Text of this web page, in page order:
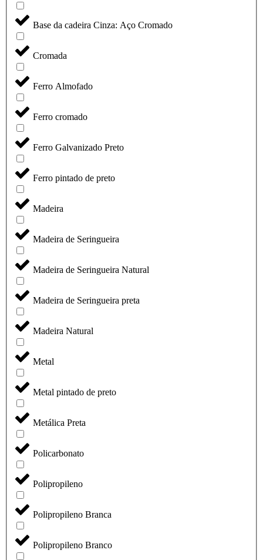
Base da cadeira Cinza: Aço Cromado
Cromada
Ferro Almofado
Ferro cromado
Ferro Galvanizado Preto
Ferro pintado de preto
Madeira
Madeira de Seringueira
Madeira de Seringueira Natural
Madeira de Seringueira preta
Madeira Natural
Metal
Metal pintado de preto
Metálica Preta
Policarbonato
Polipropileno
Polipropileno Branca
Polipropileno Branco